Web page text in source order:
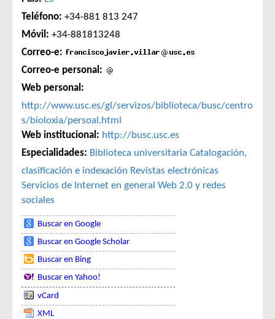
Teléfono: +34-881 813 247
Móvil: +34-881813248
Correo-e:
Correo-e personal:
Web personal:
http://www.usc.es/gl/servizos/biblioteca/busc/centro
s/bioloxia/persoal.html
Web institucional: http://busc.usc.es
Especialidades: Biblioteca universitaria Catalogación,
clasificación e indexación Revistas electrónicas
Servicios de Internet en general Web 2.0 y redes
sociales
Buscar en Google
Buscar en Google Scholar
Buscar en Bing
Buscar en Yahoo!
vCard
XML